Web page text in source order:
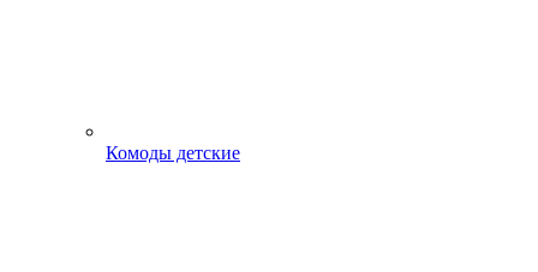
Комоды детские